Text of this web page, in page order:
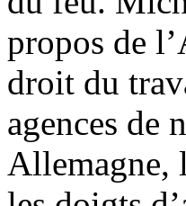
propos de
droit du
agences de
Allemagne,